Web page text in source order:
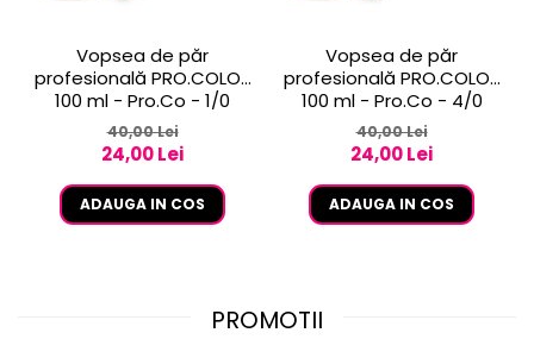
Vopsea de păr
profesională PRO.COLOR
100 ml - Pro.Co - 1/0
NEGRU
40,00 Lei
24,00 Lei
ADAUGA IN COS
Vopsea de păr
profesională PRO.COLOR
100 ml - Pro.Co - 4/0
CASTANIU NATURAL
40,00 Lei
24,00 Lei
ADAUGA IN COS
PROMOTII